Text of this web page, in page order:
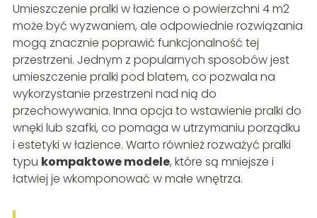
Umieszczenie pralki w łazience o powierzchni 4 m2
może być wyzwaniem, ale odpowiednie rozwiązania
mogą znacznie poprawić funkcjonalność tej
przestrzeni. Jednym z popularnych sposobów jest
umieszczenie pralki pod blatem, co pozwala na
wykorzystanie przestrzeni nad nią do
przechowywania. Inna opcja to wstawienie pralki do
wnęki lub szafki, co pomaga w utrzymaniu porządku
i estetyki w łazience. Warto również rozważyć pralki
typu kompaktowe modele, które są mniejsze i
łatwiej je wkomponować w małe wnętrza.